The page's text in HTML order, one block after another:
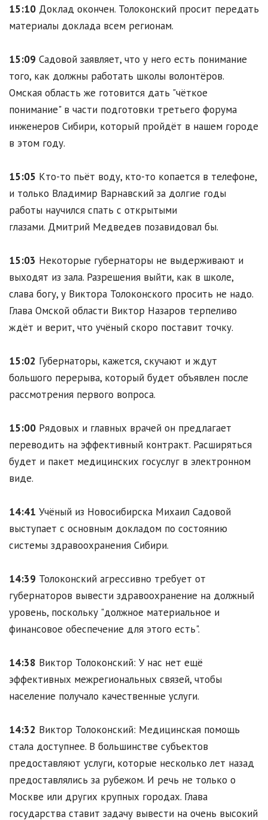
15:10 Доклад окончен. Толоконский просит передать
материалы доклада всем регионам.
15:09 Садовой заявляет, что у него есть понимание
того, как должны работать школы волонтёров.
Омская область же готовится дать "чёткое
понимание" в части подготовки третьего форума
инженеров Сибири, который пройдёт в нашем городе
в этом году.
15:05 Кто-то пьёт воду, кто-то копается в телефоне,
и только Владимир Варнавский за долгие годы
работы научился спать с открытыми
глазами. Дмитрий Медведев позавидовал бы.
15:03 Некоторые губернаторы не выдерживают и
выходят из зала. Разрешения выйти, как в школе,
слава богу, у Виктора Толоконского просить не надо.
Глава Омской области Виктор Назаров терпеливо
ждёт и верит, что учёный скоро поставит точку.
15:02 Губернаторы, кажется, скучают и ждут
большого перерыва, который будет объявлен после
рассмотрения первого вопроса.
15:00 Рядовых и главных врачей он предлагает
переводить на эффективный контракт. Расширяться
будет и пакет медицинских госуслуг в электронном
виде.
14:41 Учёный из Новосибирска Михаил Садовой
выступает с основным докладом по состоянию
системы здравоохранения Сибири.
14:39 Толоконский агрессивно требует от
губернаторов вывести здравоохранение на должный
уровень, поскольку "должное материальное и
финансовое обеспечение для этого есть".
14:38 Виктор Толоконский: У нас нет ещё
эффективных межрегиональных связей, чтобы
население получало качественные услуги.
14:32 Виктор Толоконский: Медицинская помощь
стала доступнее. В большинстве субъектов
предоставляют услуги, которые несколько лет назад
предоставлялись за рубежом. И речь не только о
Москве или других крупных городах. Глава
государства ставит задачу вывести на очень высокий